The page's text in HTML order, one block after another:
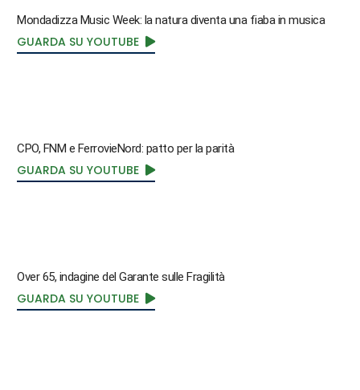
Mondadizza Music Week: la natura diventa una fiaba in musica
GUARDA SU YOUTUBE
CPO, FNM e FerrovieNord: patto per la parità
GUARDA SU YOUTUBE
Over 65, indagine del Garante sulle Fragilità
GUARDA SU YOUTUBE